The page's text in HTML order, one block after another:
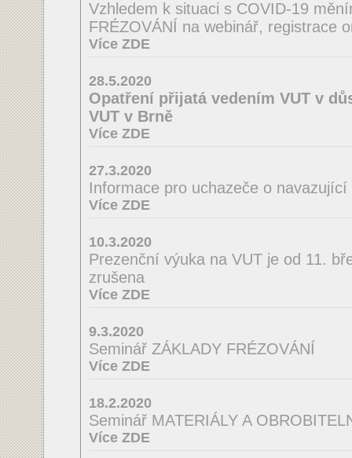
Vzhledem k situaci s COVID-19
FRÉZOVÁNÍ na webinář, registrace
Více ZDE
28.5.2020
Opatření přijatá vedením VUT v
VUT v Brně
Více ZDE
27.3.2020
Informace pro uchazeče o
Více ZDE
10.3.2020
Prezenční výuka na VUT je od 11.
zrušena
Více ZDE
9.3.2020
Seminář ZÁKLADY FRÉZOVÁNÍ
Více ZDE
18.2.2020
Seminář MATERIÁLY A
Více ZDE